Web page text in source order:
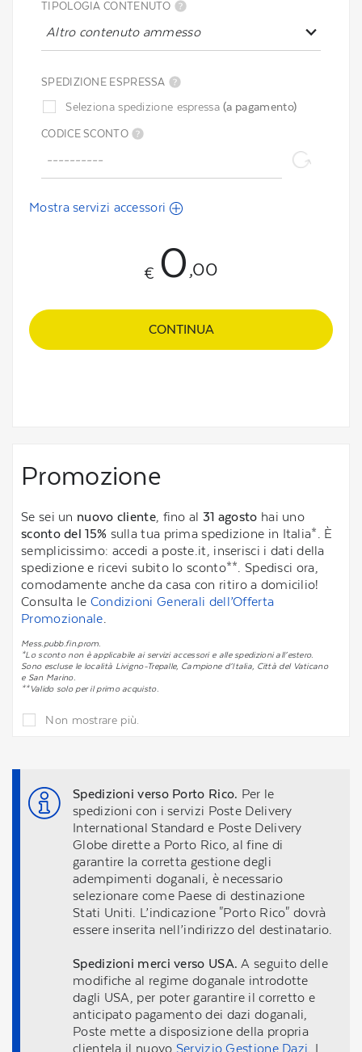
TIPOLOGIA CONTENUTO
Altro contenuto ammesso
SPEDIZIONE ESPRESSA
Seleziona spedizione espressa(a pagamento)
CODICE SCONTO
Mostra servizi accessori
€ 0,00
CONTINUA
Promozione
Se sei un nuovo cliente, fino al 31 agosto hai uno
sconto del 15% sulla tua prima spedizione in Italia*. È
semplicissimo: accedi a poste.it, inserisci i dati della
spedizione e ricevi subito lo sconto**. Spedisci ora,
comodamente anche da casa con ritiro a domicilio!
Consulta le Condizioni Generali dell’Offerta
Promozionale.
Mess.pubb.fin.prom.
*Lo sconto non è applicabile ai servizi accessori e alle spedizioni all’estero.
Sono escluse le località Livigno-Trepalle, Campione d’Italia, Città del Vaticano
e San Marino.
**Valido solo per il primo acquisto.
Non mostrare più.
Spedizioni verso Porto Rico. Per le
spedizioni con i servizi Poste Delivery
International Standard e Poste Delivery
Globe dirette a Porto Rico, al fine di
garantire la corretta gestione degli
adempimenti doganali, è necessario
selezionare come Paese di destinazione
Stati Uniti. L’indicazione "Porto Rico" dovrà
essere inserita nell’indirizzo del destinatario.
Spedizioni merci verso USA. A seguito delle
modifiche al regime doganale introdotte
dagli USA, per poter garantire il corretto e
anticipato pagamento dei dazi doganali,
Poste mette a disposizione della propria
clientela il nuovo Servizio Gestione Dazi . I